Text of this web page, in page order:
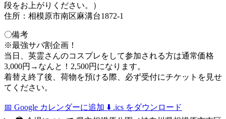
段をお上がりください。）
住所：相模原市南区麻溝台1872-1
〇備考
※最強サバ割企画！
当日、英霊さんのコスプレをして参加される方は通常価格
3,000円→なんと！2,500円になります。
着替え終了後、荷物を預ける際、必ず受付にチケットを見せ
てください。
📅 Google カレンダーに追加 ⬇️ .ics をダウンロード